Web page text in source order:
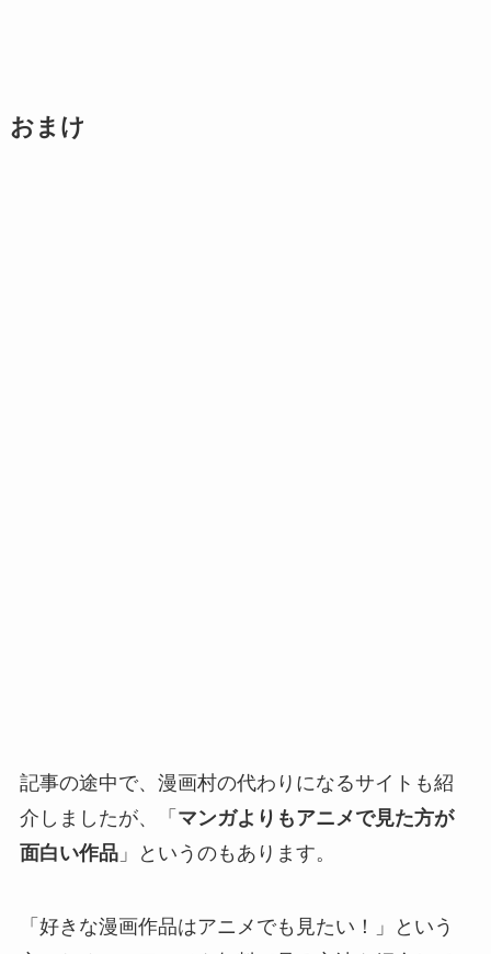
おまけ
記事の途中で、漫画村の代わりになるサイトも紹
介しましたが、「 マンガよりもアニメで見た方が
面白い作品」というのもあります。
「好きな漫画作品はアニメでも見たい！」という